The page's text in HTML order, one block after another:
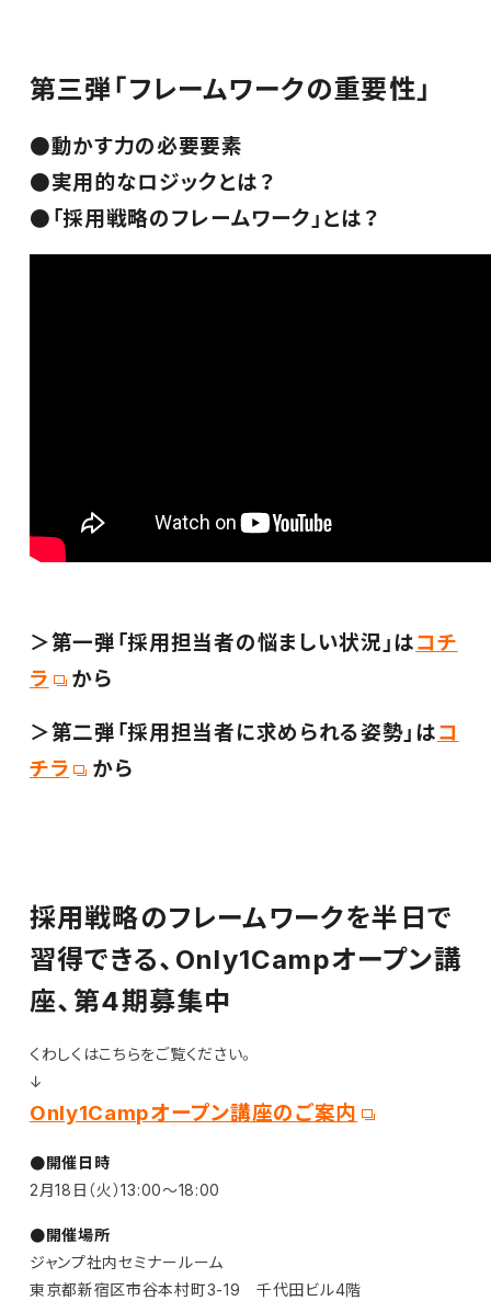
第三弾「フレームワークの重要性」
●動かす力の必要要素
●実用的なロジックとは？
●「採用戦略のフレームワーク」とは？
＞第一弾「採用担当者の悩ましい状況」はコチ
ラ
から
＞第二弾「採用担当者に求められる姿勢」はコ
チラ
から
採用戦略のフレームワークを半日で
習得できる、Only1Campオープン講
座、第4期募集中
くわしくはこちらをご覧ください。
↓
Only1Campオープン講座のご案内
●開催日時
2月18日（火）13:00〜18:00
●開催場所
ジャンプ社内セミナールーム
東京都新宿区市谷本村町3-19 千代田ビル4階